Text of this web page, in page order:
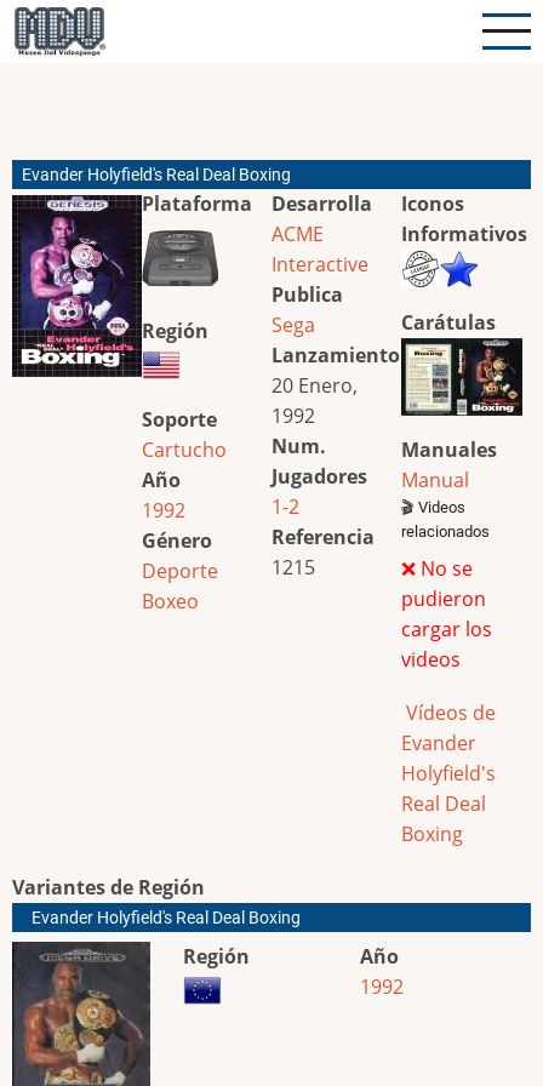
Pasar
al
Evander Holyfield's Real Deal Boxing
Plataforma
Región
Soporte
Cartucho
Año
1992
Género
Deporte
Boxeo
Desarrolla
ACME
Interactive
Publica
Sega
Lanzamiento
20 Enero,
1992
Num.
Jugadores
1-2
Referencia
1215
Iconos
Informativos
Carátulas
Manuales
Manual
🎬 Videos
relacionados
❌ No se
pudieron
cargar los
videos
Vídeos de
Evander
Holyfield's
Real Deal
Boxing
Variantes de Región
Evander Holyfield's Real Deal Boxing
Región
Año
1992